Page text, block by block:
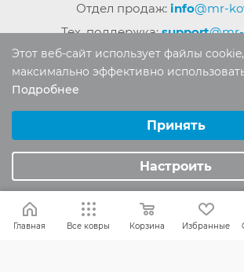
Отдел продаж: info@mr-
Тех. поддержка:support
Авторские права защищены.
материалов сайта без письменного
запрещено.
Главная Все ковры Корзина Избранные
Этот веб-сайт использует файлы
максимально эффективно
Подробнее
Аналитические/Функциональные
Принять
Настроить